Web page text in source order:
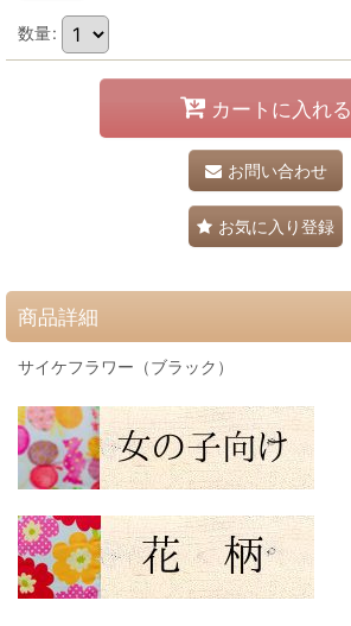
数量:
カートに入れる
お問い合わせ
お気に入り登録
商品詳細
サイケフラワー（ブラック）